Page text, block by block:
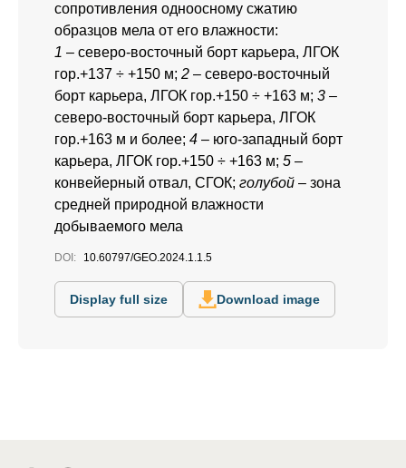
сопротивления одноосному сжатию
образцов мела от его влажности:
1 – северо-восточный борт карьера, ЛГОК
гор.+137 ÷ +150 м; 2 – северо-восточный
борт карьера, ЛГОК гор.+150 ÷ +163 м; 3 –
северо-восточный борт карьера, ЛГОК
гор.+163 м и более; 4 – юго-западный борт
карьера, ЛГОК гор.+150 ÷ +163 м; 5 –
конвейерный отвал, СГОК; голубой – зона
средней природной влажности
добываемого мела
DOI: 10.60797/GEO.2024.1.1.5
Display full size Download image